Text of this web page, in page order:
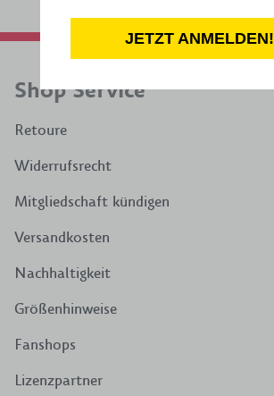
Shop Service
Retoure
Widerrufsrecht
Mitgliedschaft kündigen
Versandkosten
Nachhaltigkeit
Größenhinweise
Fanshops
Lizenzpartner
JETZT ANMELDEN!